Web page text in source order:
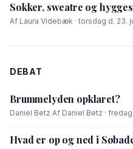
Sokker, sweatre og
Af Laura Videbæk · torsdag d. 23.
DEBAT
Brummelyden opklaret?
Daniel Betz·Af Daniel Betz ·
Hvad er op og ned i